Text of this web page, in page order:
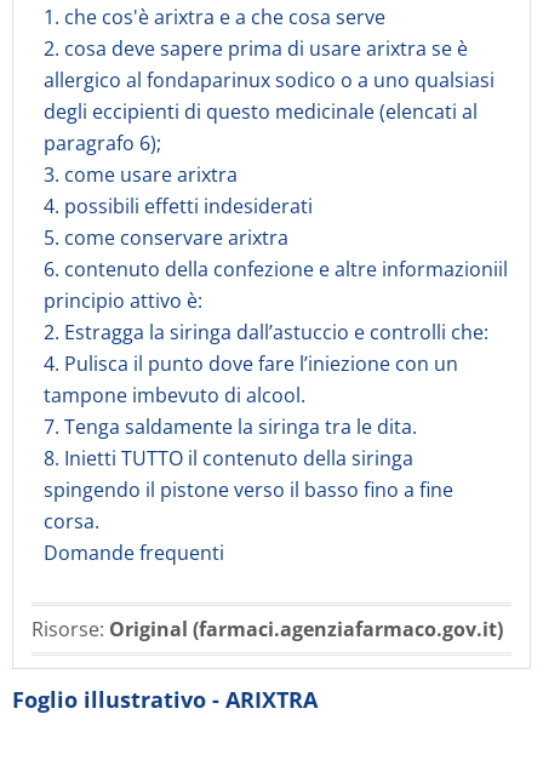
1. che cos'è arixtra e a che cosa serve
2. cosa deve sapere prima di usare arixtra se è
allergico al fondaparinux sodico o a uno qualsiasi
degli eccipienti di questo medicinale (elencati al
paragrafo 6);
3. come usare arixtra
4. possibili effetti indesiderati
5. come conservare arixtra
6. contenuto della confezione e altre informazioniil
principio attivo è:
2. Estragga la siringa dall’astuccio e controlli che:
4. Pulisca il punto dove fare l’iniezione con un
tampone imbevuto di alcool.
7. Tenga saldamente la siringa tra le dita.
8. Inietti TUTTO il contenuto della siringa
spingendo il pistone verso il basso fino a fine
corsa.
Domande frequenti
Risorse: Original (farmaci.agenziafarmaco.gov.it)
Foglio illustrativo - ARIXTRA